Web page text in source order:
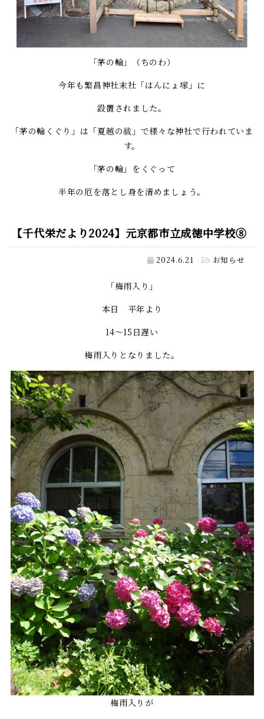
「茅の輪」（ちのわ）
今年も繁昌神社末社「はんにょ塚」に
設置されました。
「茅の輪くぐり」は「夏越の祓」で様々な神社で行われていま
す。
「茅の輪」をくぐって
半年の厄を落とし身を清めましょう。
【千代栄だより2024】元京都市立成徳中学校⑧
2024.6.21 お知らせ
「梅雨入り」
本日 平年より
14～15日遅い
梅雨入りとなりました。
梅雨入りが